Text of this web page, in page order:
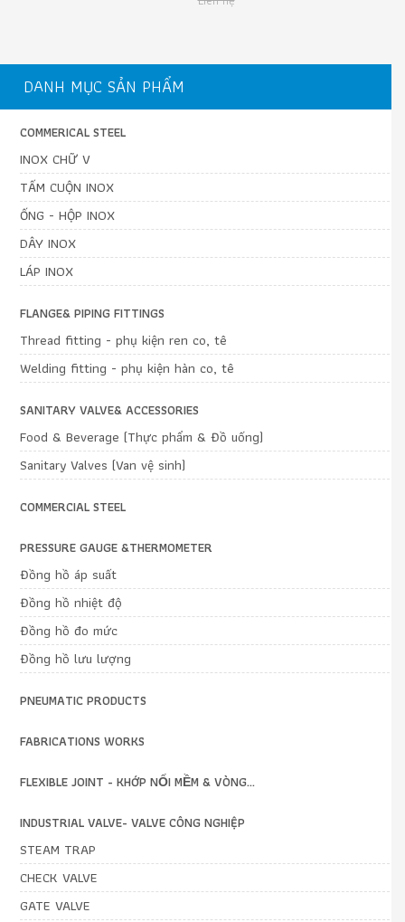
DANH MỤC SẢN PHẨM
COMMERICAL STEEL
INOX CHỮ V
TẤM CUỘN INOX
ỐNG - HỘP INOX
DÂY INOX
LÁP INOX
FLANGE& PIPING FITTINGS
Thread fitting - phụ kiện ren co, tê
Welding fitting - phụ kiện hàn co, tê
SANITARY VALVE& ACCESSORIES
Food & Beverage (Thực phẩm & Đồ uống)
Sanitary Valves (Van vệ sinh)
COMMERCIAL STEEL
PRESSURE GAUGE &THERMOMETER
Đồng hồ áp suất
Đồng hồ nhiệt độ
Đồng hồ đo mức
Đồng hồ lưu lượng
PNEUMATIC PRODUCTS
FABRICATIONS WORKS
FLEXIBLE JOINT - KHỚP NỐI MỀM & VÒNG...
INDUSTRIAL VALVE- VALVE CÔNG NGHIỆP
STEAM TRAP
CHECK VALVE
GATE VALVE